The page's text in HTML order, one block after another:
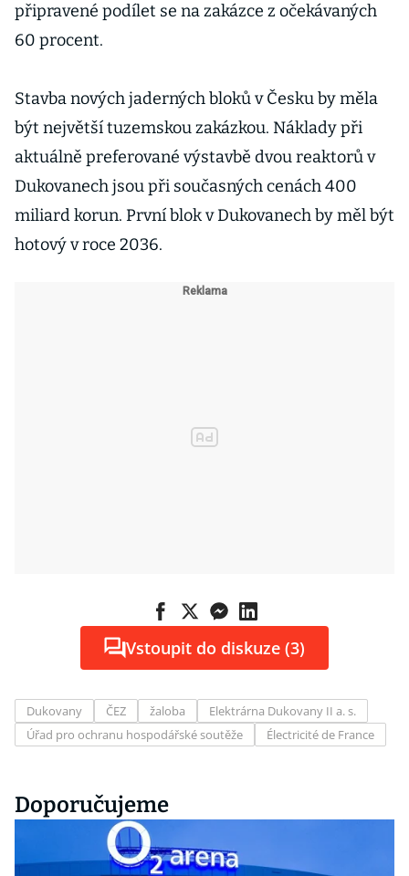
připravené podílet se na zakázce z očekávaných
60 procent.
Stavba nových jaderných bloků v Česku by měla
být největší tuzemskou zakázkou. Náklady při
aktuálně preferované výstavbě dvou reaktorů v
Dukovanech jsou při současných cenách 400
miliard korun. První blok v Dukovanech by měl být
hotový v roce 2036.
Vstoupit do diskuze (3)
Dukovany ČEZ žaloba
Elektrárna Dukovany II a. s.
Úřad pro ochranu hospodářské soutěže
Électricité de France
Doporučujeme